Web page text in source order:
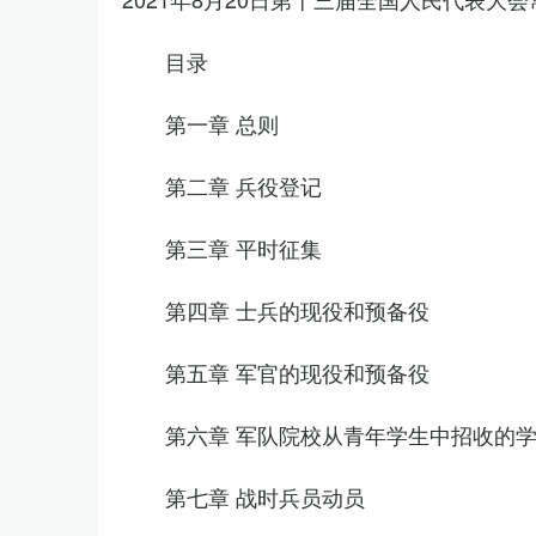
目录
第一章 总则
第二章 兵役登记
第三章 平时征集
第四章 士兵的现役和预备役
第五章 军官的现役和预备役
第六章 军队院校从青年学生中招收的
第七章 战时兵员动员